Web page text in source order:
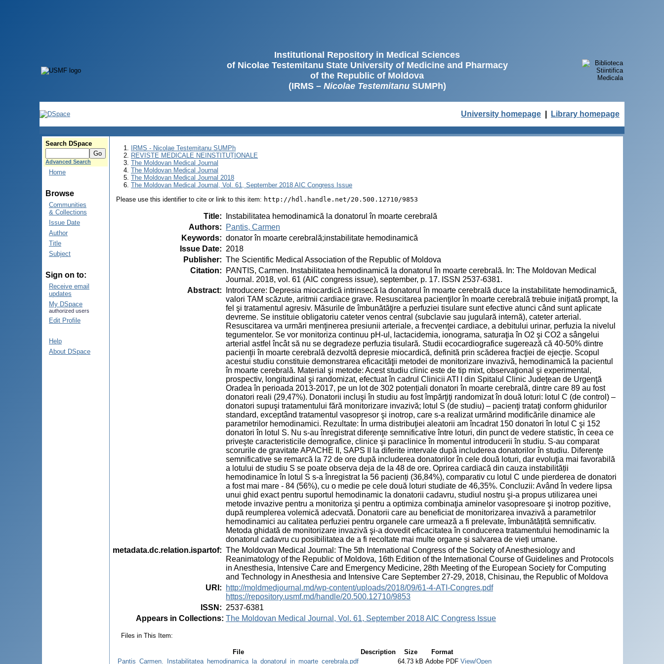
Institutional Repository in Medical Sciences
of Nicolae Testemitanu State University of Medicine and Pharmacy
of the Republic of Moldova
(IRMS – Nicolae TestemitanuSUMPh)
University homepage Library homepage
Search DSpace
Advanced Search
Home
Browse
Communities
& Collections
Issue Date
Author
Title
Subject
Sign on to:
Receive email
updates
My DSpace
authorized users
Edit Profile
Help
About DSpace
IRMS - Nicolae Testemitanu SUMPh
REVISTE MEDICALE NEINSTITUȚIONALE
The Moldovan Medical Journal
The Moldovan Medical Journal
The Moldovan Medical Journal 2018
The Moldovan Medical Journal, Vol. 61, September 2018 AIC Congress Issue
Please use this identifier to cite or link to this item: http://hdl.handle.net/20.500.12710/9853
Title:
Instabilitatea hemodinamică la donatorul în moarte cerebrală
Authors:
Pantis, Carmen
Keywords: donator în moarte cerebrală;instabilitate hemodinamică
Issue Date: 2018
Publisher: The Scientific Medical Association of the Republic of Moldova
Citation:
PANTIS, Carmen. Instabilitatea hemodinamică la donatorul în moarte cerebrală. In: The Moldovan Medical
Journal. 2018, vol. 61 (AIC congress issue), september, p. 17. ISSN 2537-6381.
Abstract:
Introducere: Depresia miocardică intrinsecă la donatorul în moarte cerebrală duce la instabilitate hemodinamică,
valori TAM scăzute, aritmii cardiace grave. Resuscitarea pacienţilor în moarte cerebrală trebuie iniţiată prompt, la
fel şi tratamentul agresiv. Măsurile de îmbunătăţire a perfuziei tisulare sunt efective atunci când sunt aplicate
devreme. Se instituie obligatoriu cateter venos central (subclavie sau jugulară internă), cateter arterial.
Resuscitarea va urmări menţinerea presiunii arteriale, a frecvenţei cardiace, a debitului urinar, perfuzia la nivelul
tegumentelor. Se vor monitoriza continuu pH-ul, lactacidemia, ionograma, saturaţia în O2 şi CO2 a sângelui
arterial astfel încât să nu se degradeze perfuzia tisulară. Studii ecocardiografice sugerează că 40-50% dintre
pacienţii în moarte cerebrală dezvoltă depresie miocardică, definită prin scăderea fracţiei de ejecţie. Scopul
acestui studiu constituie demonstrarea eficacităţii metodei de monitorizare invazivă, hemodinamică la pacientul
în moarte cerebrală. Material şi metode: Acest studiu clinic este de tip mixt, observaţional şi experimental,
prospectiv, longitudinal şi randomizat, efectuat în cadrul Clinicii ATI I din Spitalul Clinic Judeţean de Urgenţă
Oradea în perioada 2013-2017, pe un lot de 302 potențiali donatori în moarte cerebrală, dintre care 89 au fost
donatori reali (29,47%). Donatorii incluşi în studiu au fost împărţiţi randomizat în două loturi: lotul C (de control) –
donatori supuşi tratamentului fără monitorizare invazivă; lotul S (de studiu) – pacienţi trataţi conform ghidurilor
standard, exceptând tratamentul vasopresor şi inotrop, care s-a realizat urmărind modificările dinamice ale
parametrilor hemodinamici. Rezultate: În urma distribuţiei aleatorii am încadrat 150 donatori în lotul C şi 152
donatori în lotul S. Nu s-au înregistrat diferenţe semnificative între loturi, din punct de vedere statistic, în ceea ce
priveşte caracteristicile demografice, clinice şi paraclinice în momentul introducerii în studiu. S-au comparat
scorurile de gravitate APACHE II, SAPS II la diferite intervale după includerea donatorilor în studiu. Diferenţe
semnificative se remarcă la 72 de ore după includerea donatorilor în cele două loturi, dar evoluţia mai favorabilă
a lotului de studiu S se poate observa deja de la 48 de ore. Oprirea cardiacă din cauza instabilității
hemodinamice în lotul S s-a înregistrat la 56 pacienți (36,84%), comparativ cu lotul C unde pierderea de donatori
a fost mai mare - 84 (56%), cu o medie pe cele două loturi studiate de 46,35%. Concluzii: Având în vedere lipsa
unui ghid exact pentru suportul hemodinamic la donatorii cadavru, studiul nostru şi-a propus utilizarea unei
metode invazive pentru a monitoriza şi pentru a optimiza combinaţia aminelor vasopresoare şi inotrop pozitive,
după reumplerea volemică adecvată. Donatorii care au beneficiat de monitorizarea invazivă a parametrilor
hemodinamici au calitatea perfuziei pentru organele care urmează a fi prelevate, îmbunătățită semnificativ.
Metoda ghidată de monitorizare invazivă şi-a dovedit eficacitatea în conducerea tratamentului hemodinamic la
donatorul cadavru cu posibilitatea de a fi recoltate mai multe organe și salvarea de vieți umane.
metadata.dc.relation.ispartof: The Moldovan Medical Journal: The 5th International Congress of the Society of Anesthesiology and
Reanimatology of the Republic of Moldova, 16th Edition of the International Course of Guidelines and Protocols
in Anesthesia, Intensive Care and Emergency Medicine, 28th Meeting of the European Society for Computing
and Technology in Anesthesia and Intensive Care September 27-29, 2018, Chisinau, the Republic of Moldova
URI :
http://moldmedjournal.md/wp-content/uploads/2018/09/61-4-ATI-Congres.pdf
https://repository.usmf.md/handle/20.500.12710/9853
ISSN : 2537-6381
Appears in Collections: The Moldovan Medical Journal, Vol. 61, September 2018 AIC Congress Issue
Files in This Item:
File Description Size
Format
Pantis_Carmen._Instabilitatea_hemodinamica_la_donatorul_in_moarte_cerebrala.pdf
64.73 kB Adobe PDF View/Open